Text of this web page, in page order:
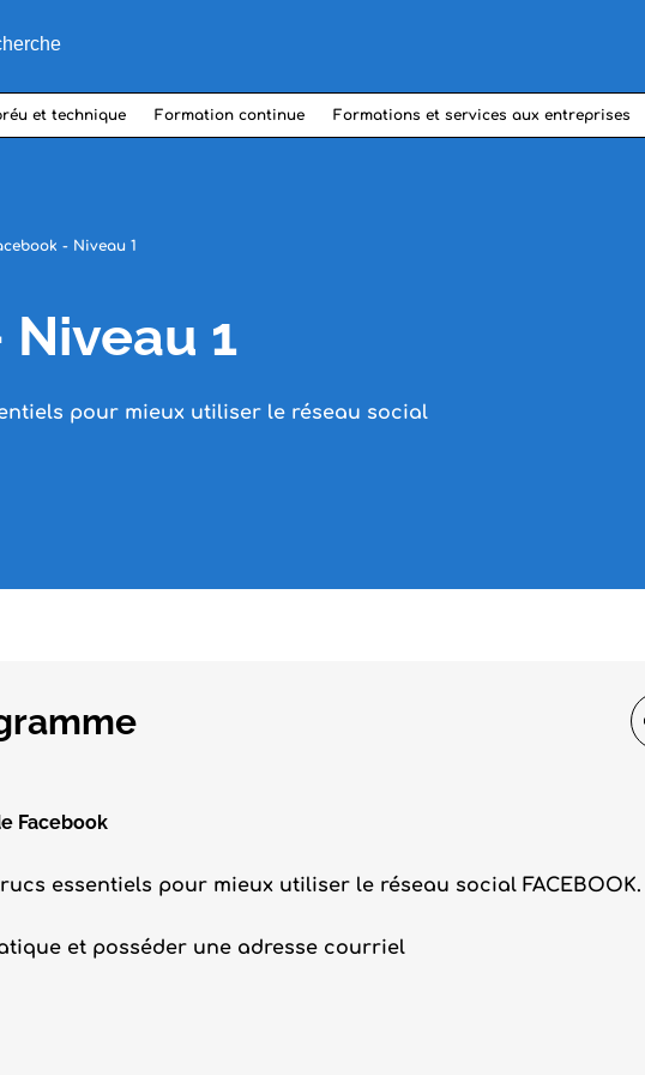
et technique Formation continue Formations et services aux entreprises
- Niveau 1
1
pour mieux utiliser le réseau social
Facebook
essentiels pour mieux utiliser le réseau social FACEBOOK.
et posséder une adresse courriel